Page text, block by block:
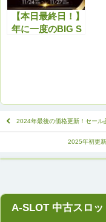
【本日最終日！】
年に一度のBIG S
2024年最後の価格更新！セー
2025年初更
A-SLOT 中古スロ